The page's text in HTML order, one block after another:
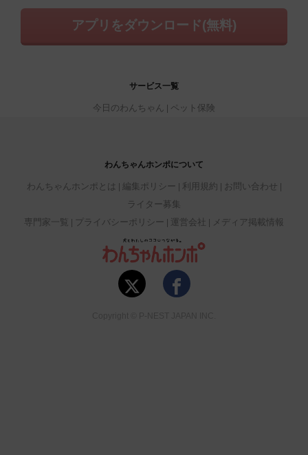
アプリをダウンロード(無料)
サービス一覧
今日のわんちゃん ペット保険
わんちゃんホンポについて
わんちゃんホンポとは 編集ポリシー 利用規約
お問い合わせ
ライター募集
専門家一覧
プライバシーポリシー 運営会社 メディア掲載情報